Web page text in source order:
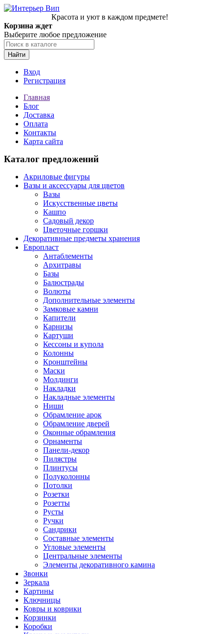
Красота и уют в каждом предмете!
Корзина ждет
Выберите любое предложение
Найти
Вход
Регистрация
Главная
Блог
Доставка
Оплата
Контакты
Карта сайта
Каталог предложений
Акриловые фигуры
Вазы и аксессуары для цветов
Вазы
Искусственные цветы
Кашпо
Садовый декор
Цветочные горшки
Декоративные предметы хранения
Европласт
Антаблементы
Архитравы
Базы
Балюстрады
Волюты
Дополнительные элементы
Замковые камни
Капители
Карнизы
Картуши
Кессоны и купола
Колонны
Кронштейны
Маски
Молдинги
Накладки
Накладные элементы
Ниши
Обрамление арок
Обрамление дверей
Оконные обрамления
Орнаменты
Панели-декор
Пилястры
Плинтусы
Полуколонны
Потолки
Розетки
Розетты
Русты
Ручки
Сандрики
Составные элементы
Угловые элементы
Центральные элементы
Элементы декоративного камина
Звонки
Зеркала
Картины
Ключницы
Ковры и коврики
Корзинки
Коробки